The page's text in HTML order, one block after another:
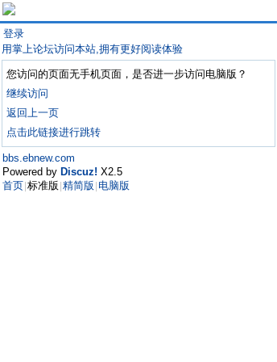
登录
用掌上论坛访问本站,拥有更好阅读体验
您访问的页面无手机页面，是否进一步访问电脑版？
继续访问
返回上一页
点击此链接进行跳转
bbs.ebnew.com
Powered by Discuz! X2.5
首页 标准版 精简版 电脑版